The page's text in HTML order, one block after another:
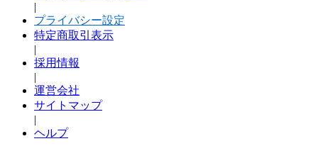
|
プライバシー設定
特定商取引表示
|
採用情報
|
運営会社
サイトマップ
|
ヘルプ